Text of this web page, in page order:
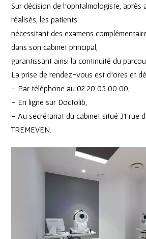
Sur décision de l’ophtalmologiste, après
réalisés, les patients
nécessitant des examens
dans son cabinet principal,
garantissant ainsi la continuité du
La prise de rendez-vous est d’ores et
– Par téléphone au 02 20 05 00 00,
– En ligne sur Doctolib,
– Au secrétariat du cabinet situé 31 rue
TREMEVEN.